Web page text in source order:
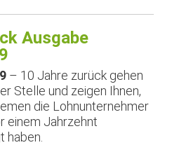
Ausgabe
– 10 Jahre zurück gehen
Stelle und zeigen Ihnen,
die Lohnunternehmer
einem Jahrzehnt
haben.